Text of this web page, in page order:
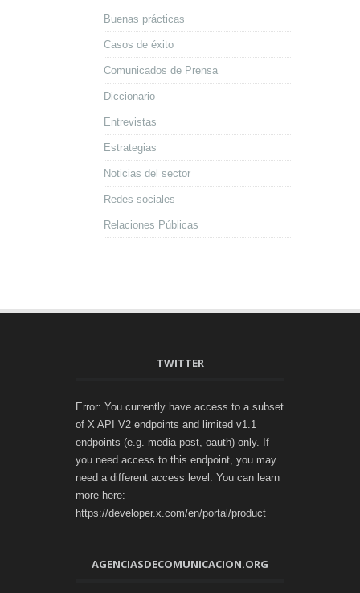
Buenas prácticas
Casos de éxito
Comunicados de Prensa
Diccionario
Entrevistas
Estrategias
Noticias del sector
Redes sociales
Relaciones Públicas
TWITTER
Error: You currently have access to a subset
of X API V2 endpoints and limited v1.1
endpoints (e.g. media post, oauth) only. If
you need access to this endpoint, you may
need a different access level. You can learn
more here:
https://developer.x.com/en/portal/product
AGENCIASDECOMUNICACION.ORG